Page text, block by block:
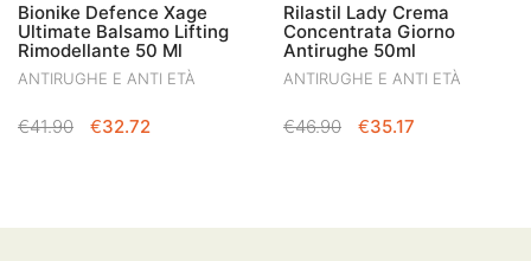
Bionike Defence Xage
Ultimate Balsamo Lifting
Rimodellante 50 Ml
ANTIRUGHE E ANTI ETÀ
€41.90
IL
€41.90.
€32.72
€32.72.
Rilastil Lady Crema
Concentrata Giorno
Antirughe 50ml
ANTIRUGHE E ANTI ETÀ
€46.90
IL
€46.90.
€35.17
€35.17.